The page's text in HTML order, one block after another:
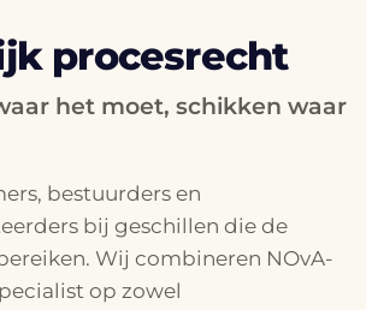
procesrecht
het moet, schikken waar
bestuurders en
bij geschillen die de
Wij combineren NOvA-
op zowel